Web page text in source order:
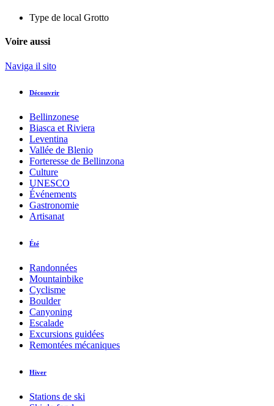
Type de local Grotto
Voire aussi
Naviga il sito
Découvrir
Bellinzonese
Biasca et Riviera
Leventina
Vallée de Blenio
Forteresse de Bellinzona
Culture
UNESCO
Événements
Gastronomie
Artisanat
Été
Randonnées
Mountainbike
Cyclisme
Boulder
Canyoning
Escalade
Excursions guidées
Remontées mécaniques
Hiver
Stations de ski